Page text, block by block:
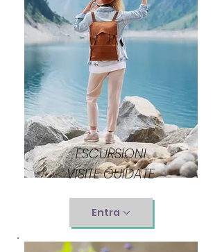
ESCURSIONI
VISITE GUIDATE
Entra